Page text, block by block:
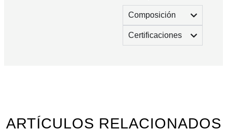
Composición
Certificaciones
ARTÍCULOS RELACIONADOS